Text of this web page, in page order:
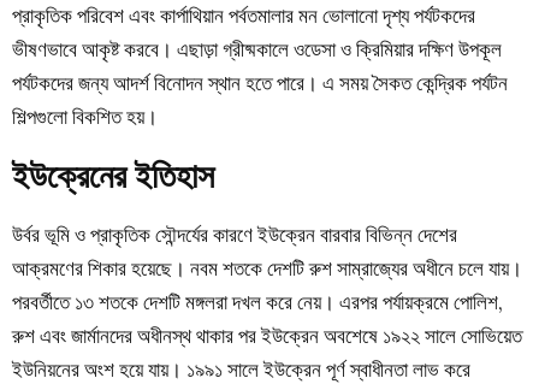
প্রাকৃতিক পরিবেশ এবং কার্পাথিয়ান পর্বতমালার মন ভোলানো দৃশ্য পর্যটকদের
ভীষণভাবে আকৃষ্ট করবে। এছাড়া গ্রীষ্মকালে ওডেসা ও ক্রিমিয়ার দক্ষিণ উপকূল
পর্যটকদের জন্য আদর্শ বিনোদন স্থান হতে পারে। এ সময় সৈকত কেন্দ্রিক পর্যটন
শিল্পগুলো বিকশিত হয়।
ইউক্রেনের ইতিহাস
উর্বর ভূমি ও প্রাকৃতিক সৌন্দর্যের কারণে ইউক্রেন বারবার বিভিন্ন দেশের
আক্রমণের শিকার হয়েছে। নবম শতকে দেশটি রুশ সাম্রাজ্যের অধীনে চলে যায়।
পরবর্তীতে ১৩ শতকে দেশটি মঙ্গলরা দখল করে নেয়। এরপর পর্যায়ক্রমে পোলিশ,
রুশ এবং জার্মানদের অধীনস্থ থাকার পর ইউক্রেন অবশেষে ১৯২২ সালে সোভিয়েত
ইউনিয়নের অংশ হয়ে যায়। ১৯৯১ সালে ইউক্রেন পূর্ণ স্বাধীনতা লাভ করে